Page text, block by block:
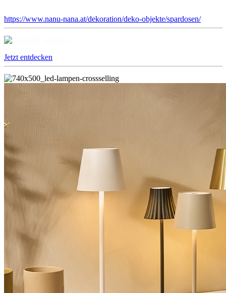
https://www.nanu-nana.at/dekoration/deko-objekte/spardosen/
Jetzt entdecken